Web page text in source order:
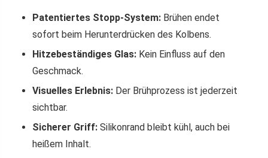
Patentiertes Stopp-System: Brühen endet
sofort beim Herunterdrücken des Kolbens.
Hitzebeständiges Glas: Kein Einfluss auf den
Geschmack.
Visuelles Erlebnis: Der Brühprozess ist jederzeit
sichtbar.
Sicherer Griff: Silikonrand bleibt kühl, auch bei
heißem Inhalt.